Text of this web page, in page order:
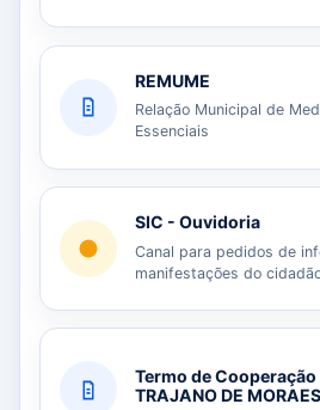
REMUME
Relação Municipal de
Essenciais
SIC - Ouvidoria
Canal para pedidos de
manifestações do
Termo de Cooperação
TRAJANO DE MORAES